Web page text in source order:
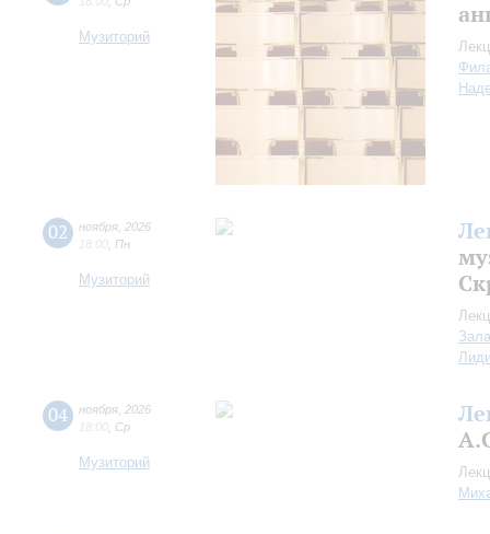
Музиторий
02 ноября 2026
18:00 Пн
Музиторий
04 ноября 2026
18:00 Ср
Музиторий